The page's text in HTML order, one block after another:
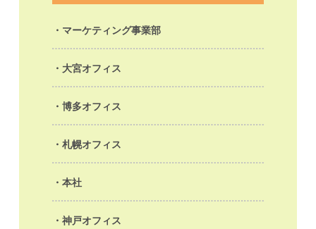
マーケティング事業部
大宮オフィス
博多オフィス
札幌オフィス
本社
神戸オフィス